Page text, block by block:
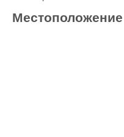
Местоположение